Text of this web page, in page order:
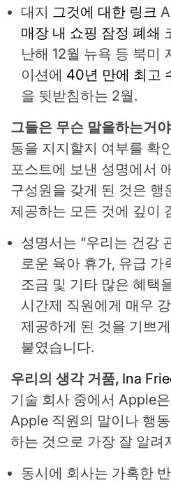
대지 그것에 대한 링크
매장 내 쇼핑 잠정 폐쇄
난해 12월 뉴욕 등 북미
이션에 40년 만에 최고
을 뒷받침하는 2월.
그들은 무슨 말을하는거
동을 지지할지 여부를 확
포스트에 보낸 성명에서
구성원을 갖게 된 것은 행
제공하는 모든 것에 깊이
성명서는 “우리는 건강
로운 육아 휴가, 유급 가
조금 및 기타 많은 혜택
시간제 직원에게 매우
제공하게 된 것을 기쁘
붙였습니다.
우리의 생각 거품, Ina
기술 회사 중에서 Apple
Apple 직원의 말이나 행
하는 것으로 가장 잘 알려
동시에 회사는 가혹한